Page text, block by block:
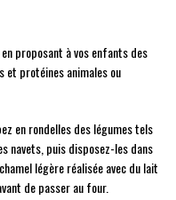
proposant à vos enfants des
et protéines animales ou
en rondelles des légumes tels
navets, puis disposez-les dans
légère réalisée avec du lait
de passer au four.